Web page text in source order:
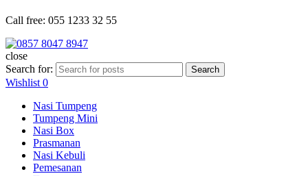
Call free: 055 1233 32 55
close
Search for:
Search
Wishlist 0
Nasi Tumpeng
Tumpeng Mini
Nasi Box
Prasmanan
Nasi Kebuli
Pemesanan